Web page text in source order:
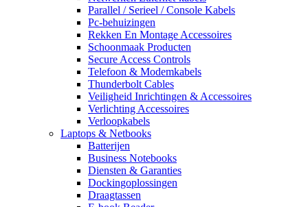
Parallel / Serieel / Console Kabels
Pc-behuizingen
Rekken En Montage Accessoires
Schoonmaak Producten
Secure Access Controls
Telefoon & Modemkabels
Thunderbolt Cables
Veiligheid Inrichtingen & Accessoires
Verlichting Accessoires
Verloopkabels
Laptops & Netbooks
Batterijen
Business Notebooks
Diensten & Garanties
Dockingoplossingen
Draagtassen